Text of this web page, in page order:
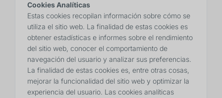
Cookies Analíticas
Estas cookies recopilan información sobre cómo se
utiliza el sitio web. La finalidad de estas cookies es
obtener estadísticas e informes sobre el rendimiento
del sitio web, conocer el comportamiento de
navegación del usuario y analizar sus preferencias.
La finalidad de estas cookies es, entre otras cosas,
mejorar la funcionalidad del sitio web y optimizar la
experiencia del usuario. Las cookies analíticas